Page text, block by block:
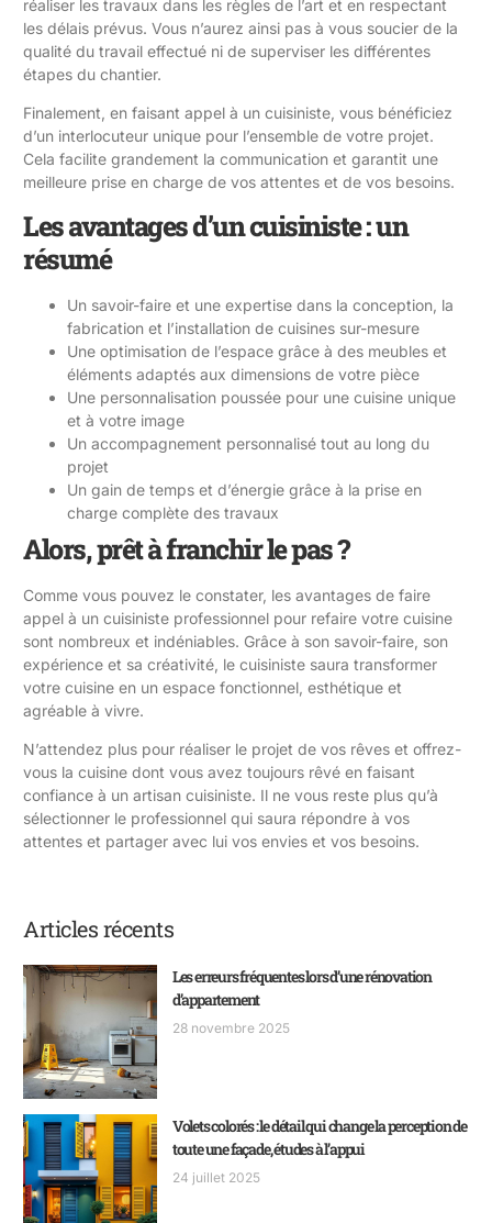
réaliser les travaux dans les règles de l’art et en respectant
les délais prévus. Vous n’aurez ainsi pas à vous soucier de la
qualité du travail effectué ni de superviser les différentes
étapes du chantier.
Finalement, en faisant appel à un cuisiniste, vous bénéficiez
d’un interlocuteur unique pour l’ensemble de votre projet.
Cela facilite grandement la communication et garantit une
meilleure prise en charge de vos attentes et de vos besoins.
Les avantages d’un cuisiniste : un
résumé
Un savoir-faire et une expertise dans la conception, la
fabrication et l’installation de cuisines sur-mesure
Une optimisation de l’espace grâce à des meubles et
éléments adaptés aux dimensions de votre pièce
Une personnalisation poussée pour une cuisine unique
et à votre image
Un accompagnement personnalisé tout au long du
projet
Un gain de temps et d’énergie grâce à la prise en
charge complète des travaux
Alors, prêt à franchir le pas ?
Comme vous pouvez le constater, les avantages de faire
appel à un cuisiniste professionnel pour refaire votre cuisine
sont nombreux et indéniables. Grâce à son savoir-faire, son
expérience et sa créativité, le cuisiniste saura transformer
votre cuisine en un espace fonctionnel, esthétique et
agréable à vivre.
N’attendez plus pour réaliser le projet de vos rêves et offrez-
vous la cuisine dont vous avez toujours rêvé en faisant
confiance à un artisan cuisiniste. Il ne vous reste plus qu’à
sélectionner le professionnel qui saura répondre à vos
attentes et partager avec lui vos envies et vos besoins.
Articles récents
Les erreurs fréquentes lors d’une rénovation
d’appartement
28 novembre 2025
Volets colorés : le détail qui change la perception de
toute une façade, études à l’appui
24 juillet 2025